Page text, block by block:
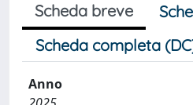
Scheda breve
Scheda completa
Anno